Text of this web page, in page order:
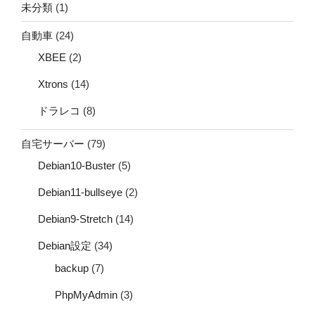
未分類 (1)
自動車 (24)
XBEE (2)
Xtrons (14)
ドラレコ (8)
自宅サーバー (79)
Debian10-Buster (5)
Debian11-bullseye (2)
Debian9-Stretch (14)
Debian設定 (34)
backup (7)
PhpMyAdmin (3)